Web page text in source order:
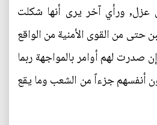
عزل, ورأي آخر يرى أنها شكلت
حتى من القوى الأمنية من الواقع
صدرت لهم أوامر بالمواجهة ربما
أنفسهم جزءاً من الشعب وما يقع